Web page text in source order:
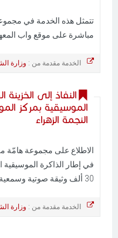
تتمثل هذه الخدمة في
مباشرة على موقع واب
الخدمة مقدمة من : وزارة
النفاذ إلى
الموسيقية بمركز
النجمة الزهراء
الاطلاع على مجموعة هامّة
في إطار الذاكرة الموسيقية
30 ألف وثيقة صوتية وسمعية بصرية مبوبة حسب طبيعة الحامل).
الخدمة مقدمة من : وزارة